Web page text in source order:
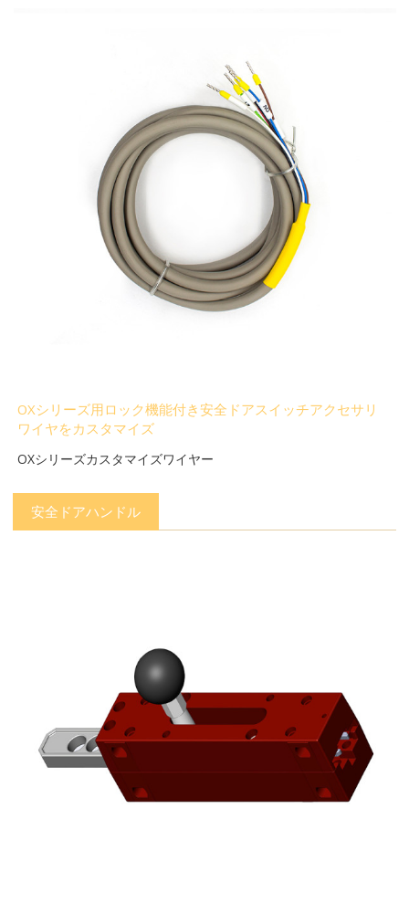
OXシリーズ用ロック機能付き安全ドアスイッチアクセサリ
ワイヤをカスタマイズ
OXシリーズカスタマイズワイヤー
安全ドアハンドル